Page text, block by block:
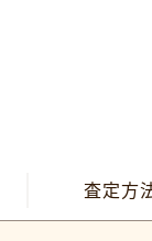
査定方